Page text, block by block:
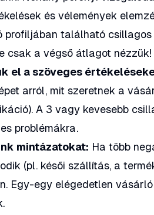
és vélemények
profiljában található
csak a végső átlagot nézzük!
el a szöveges
arról, mit szeretnek a
A 3 vagy kevesebb
problémákra.
mintázatokat: Ha több
(pl. késői szállítás, a
Egy-egy elégedetlen